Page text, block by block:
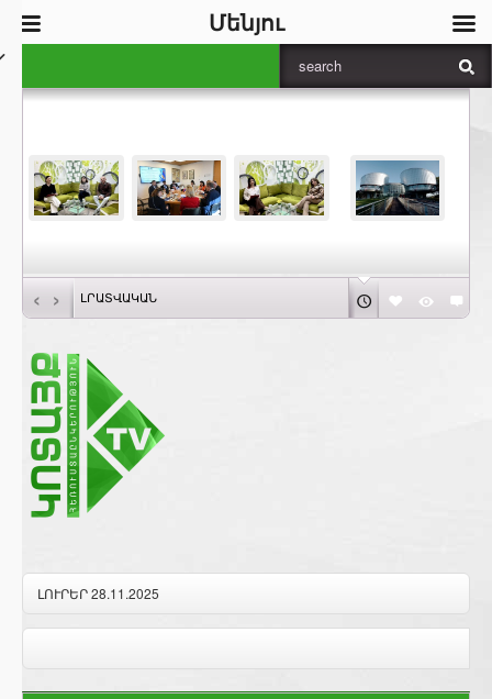
‹ › ԼՐԱՏՎԱԿԱՆ
ԼՈՒՐԵՐ 28.11.2025
Մենյու